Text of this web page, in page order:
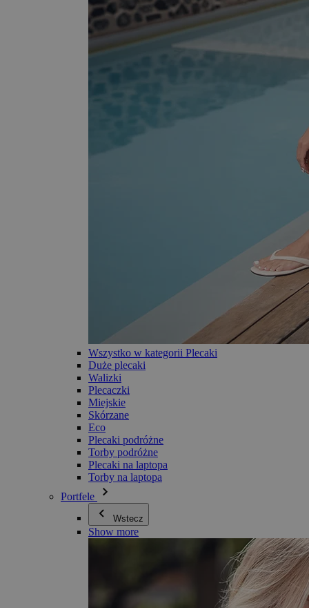
Wszystko w kategorii Plecaki
Duże plecaki
Walizki
Plecaczki
Miejskie
Skórzane
Eco
Plecaki podróżne
Torby podróżne
Plecaki na laptopa
Torby na laptopa
Portfele
Wstecz
Show more